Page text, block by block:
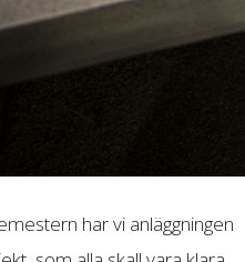
har vi anläggningen